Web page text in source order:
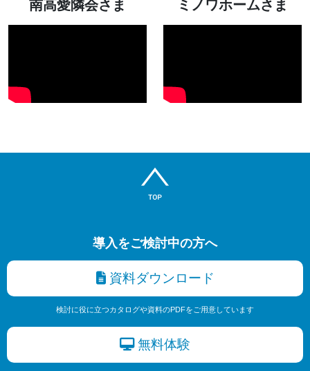
南高愛隣会さま ミノワホームさま
導入をご検討中の方へ
資料ダウンロード
検討に役に立つカタログや資料のPDFをご用意しています
無料体験